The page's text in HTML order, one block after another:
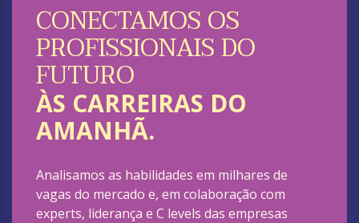
CONECTAMOS OS
PROFISSIONAIS DO
FUTURO
ÀS CARREIRAS DO
AMANHÃ.
Analisamos as habilidades em milhares de
vagas do mercado e, em colaboração com
experts, liderança e C levels das empresas